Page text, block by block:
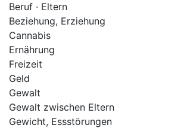
Beruf · Eltern
Beziehung, Erziehung
Cannabis
Ernährung
Freizeit
Geld
Gewalt
Gewalt zwischen Eltern
Gewicht, Essstörungen